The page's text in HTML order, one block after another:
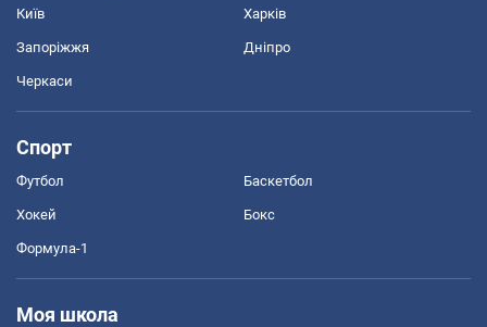
Київ Харків
Запоріжжя Дніпро
Черкаси
Спорт
Футбол Баскетбол
Хокей Бокс
Формула-1
Моя школа